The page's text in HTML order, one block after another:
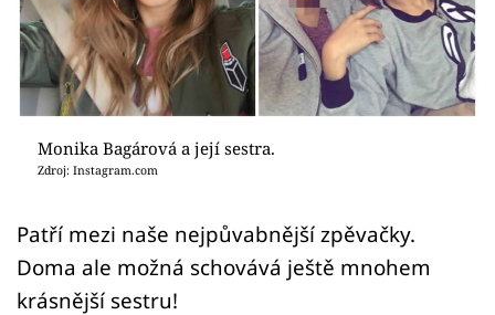
Videa
Sledujte prima+
Přihlášení
Sledujte nás
Monika Bagárová a její sestra.
Zdroj: Instagram.com
Patří mezi naše nejpůvabnější zpěvačky.
Doma ale možná schovává ještě mnohem
krásnější sestru!